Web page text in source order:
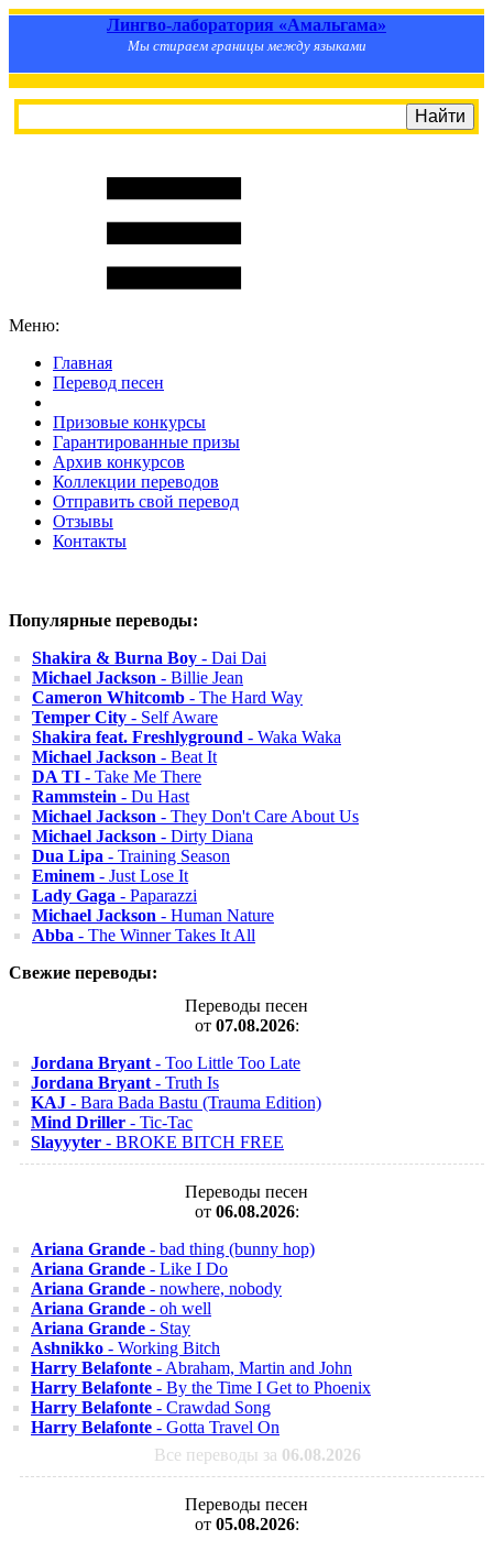
Лингво-лаборатория «Амальгама»
Мы стираем границы между языками
Меню:
Главная
Перевод песен
Призовые конкурсы
Гарантированные призы
Архив конкурсов
Коллекции переводов
Отправить свой перевод
Отзывы
Контакты
Популярные переводы:
Shakira & Burna Boy - Dai Dai
Michael Jackson - Billie Jean
Cameron Whitcomb - The Hard Way
Temper City - Self Aware
Shakira feat. Freshlyground - Waka Waka
Michael Jackson - Beat It
DA TI - Take Me There
Rammstein - Du Hast
Michael Jackson - They Don't Care About Us
Michael Jackson - Dirty Diana
Dua Lipa - Training Season
Eminem - Just Lose It
Lady Gaga - Paparazzi
Michael Jackson - Human Nature
Abba - The Winner Takes It All
Свежие переводы:
Переводы песен
от 07.08.2026:
Jordana Bryant - Too Little Too Late
Jordana Bryant - Truth Is
KAJ - Bara Bada Bastu (Trauma Edition)
Mind Driller - Tic-Tac
Slayyyter - BROKE BITCH FREE
Переводы песен
от 06.08.2026:
Ariana Grande - bad thing (bunny hop)
Ariana Grande - Like I Do
Ariana Grande - nowhere, nobody
Ariana Grande - oh well
Ariana Grande - Stay
Ashnikko - Working Bitch
Harry Belafonte - Abraham, Martin and John
Harry Belafonte - By the Time I Get to Phoenix
Harry Belafonte - Crawdad Song
Harry Belafonte - Gotta Travel On
Все переводы за 06.08.2026
Переводы песен
от 05.08.2026: